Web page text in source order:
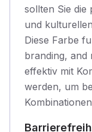
sollten Sie die
und
Diese Farbe
branding, and
effektiv mit
werden, um